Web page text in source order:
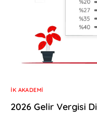
İK AKADEMI
2026 Gelir Vergisi